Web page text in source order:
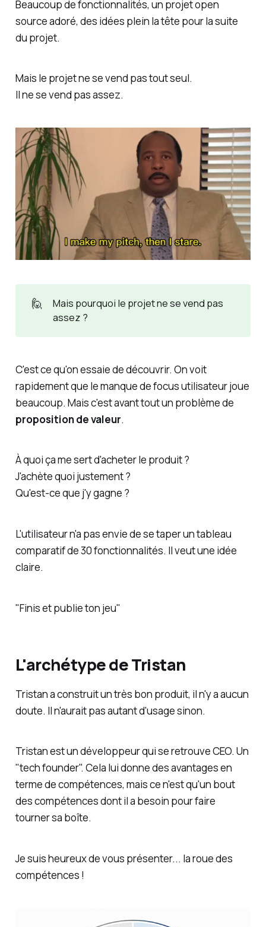
Beaucoup de fonctionnalités, un projet open
source adoré, des idées plein la tête pour la suite
du projet.
Mais le projet ne se vend pas tout seul.
Il ne se vend pas assez.
🙋
Mais pourquoi le projet ne se vend pas
assez ?
C'est ce qu'on essaie de découvrir. On voit
rapidement que le manque de focus utilisateur joue
beaucoup. Mais c'est avant tout un problème de
proposition de valeur.
À quoi ça me sert d'acheter le produit ?
J'achète quoi justement ?
Qu'est-ce que j'y gagne ?
L'utilisateur n'a pas envie de se taper un tableau
comparatif de 30 fonctionnalités. Il veut une idée
claire.
"Finis et publie ton jeu"
L'archétype de Tristan
Tristan a construit un très bon produit, il n'y a aucun
doute. Il n'aurait pas autant d'usage sinon.
Tristan est un développeur qui se retrouve CEO. Un
"tech founder". Cela lui donne des avantages en
terme de compétences, mais ce n'est qu'un bout
des compétences dont il a besoin pour faire
tourner sa boîte.
Je suis heureux de vous présenter... la roue des
compétences !